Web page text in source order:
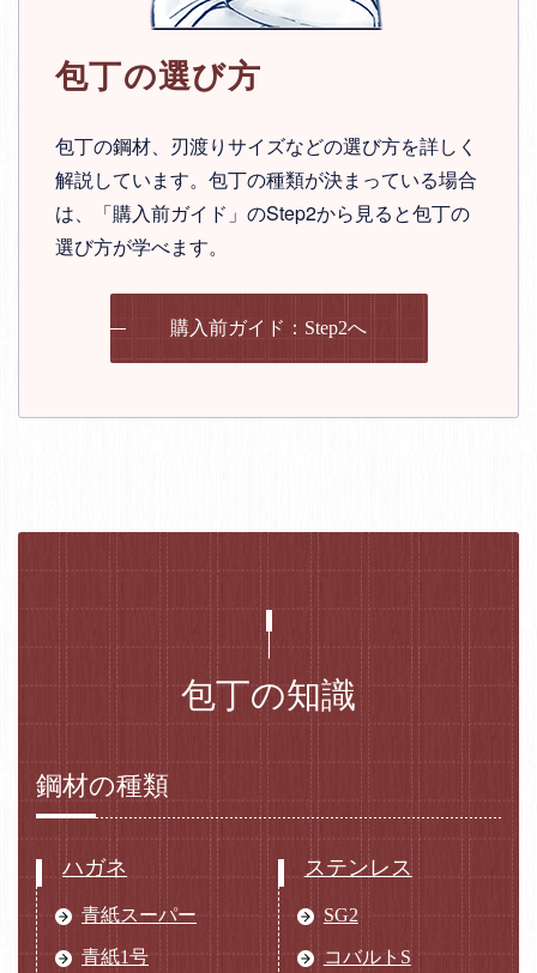
包丁の選び方
包丁の鋼材、刃渡りサイズなどの選び方を詳しく
解説しています。包丁の種類が決まっている場合
は、「購入前ガイド」のStep2から見ると包丁の
選び方が学べます。
購入前ガイド：Step2へ
包丁の知識
鋼材の種類
ハガネ
青紙スーパー
青紙1号
ステンレス
SG2
コバルトS